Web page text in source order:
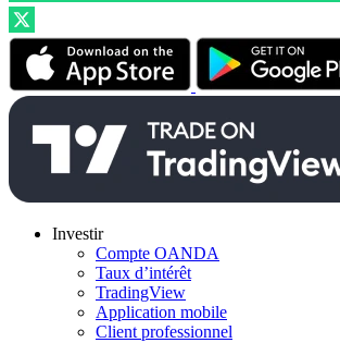
Investir
Compte OANDA
Taux d’intérêt
TradingView
Application mobile
Client professionnel